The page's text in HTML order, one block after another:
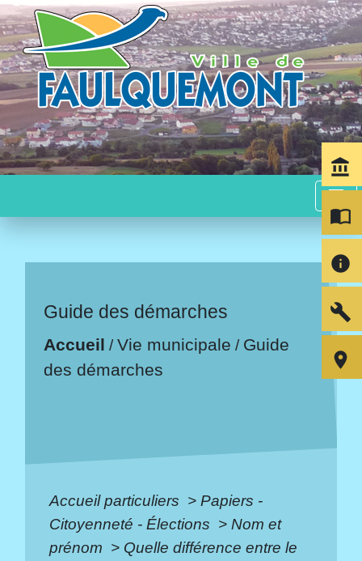
menu
Guide des démarches
Accueil /Vie municipale / Guide
des démarches
Accueil particuliers > Papiers -
Citoyenneté - Élections > Nom et
prénom > Quelle différence entre le
account_balance
import_contacts
info
build
room